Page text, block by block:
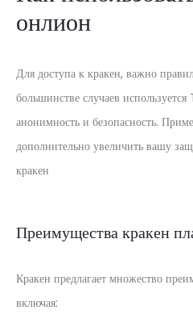
онлион
Для доступа к кракен, важно
большинстве случаев
анонимность и безопасность.
дополнительно увеличить вашу
кракен
Преимущества кракен
Кракен предлагает множество
включая: